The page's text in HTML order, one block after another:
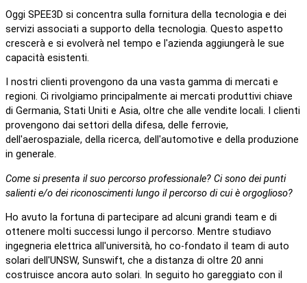
Oggi SPEE3D si concentra sulla fornitura della tecnologia e dei
servizi associati a supporto della tecnologia. Questo aspetto
crescerà e si evolverà nel tempo e l'azienda aggiungerà le sue
capacità esistenti.
I nostri clienti provengono da una vasta gamma di mercati e
regioni. Ci rivolgiamo principalmente ai mercati produttivi chiave
di Germania, Stati Uniti e Asia, oltre che alle vendite locali. I clienti
provengono dai settori della difesa, delle ferrovie,
dell'aerospaziale, della ricerca, dell'automotive e della produzione
in generale.
Come si presenta il suo percorso professionale? Ci sono dei punti
salienti e/o dei riconoscimenti lungo il percorso di cui è orgoglioso?
Ho avuto la fortuna di partecipare ad alcuni grandi team e di
ottenere molti successi lungo il percorso. Mentre studiavo
ingegneria elettrica all'università, ho co-fondato il team di auto
solari dell'UNSW, Sunswift, che a distanza di oltre 20 anni
costruisce ancora auto solari. In seguito ho gareggiato con il